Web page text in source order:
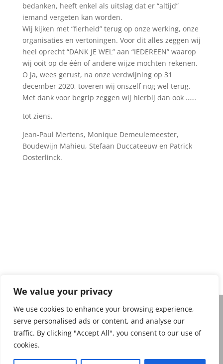
We value your privacy
We use cookies to enhance your browsing experience,
serve personalised ads or content, and analyse our
traffic. By clicking "Accept All", you consent to our use of
cookies.
bedanken, heeft enkel als uitslag dat er “altijd”
iemand vergeten kan worden.
Wij kijken met “fierheid” terug op onze werking, onze
organisaties en vertoningen. Voor dit alles zeggen wij
heel oprecht “DANK JE WEL” aan “IEDEREEN” waarop
wij ooit op de één of andere wijze mochten rekenen.
O ja, wees gerust, na onze verdwijning op 31
december 2020, toveren wij onszelf nog wel terug.
Met dank voor begrip zeggen wij hierbij dan ook ……
tot ziens.
Jean-Paul Mertens, Monique Demeulemeester,
Boudewijn Mahieu, Stefaan Duccateeuw en Patrick
Oosterlinck.
Belgian Magic Federation Copyright 2026. Belgian
Magic Federation, De Frelaan 271, 1180 Ukkel
Website: belgianmagicfederation.be e-mail :
info@belgianmagicfederation.be